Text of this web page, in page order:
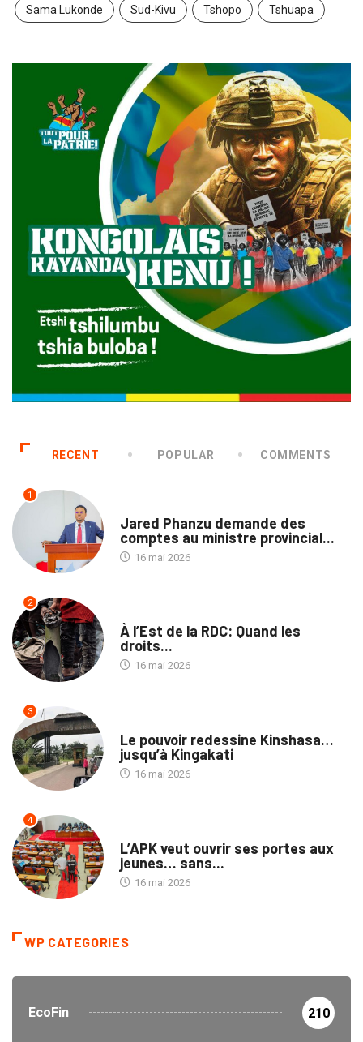
Sama Lukonde Sud-Kivu Tshopo Tshuapa
RECENT POPULAR COMMENTS
1
Jared Phanzu demande des
comptes au ministre provincial...
16 mai 2026
2
À l’Est de la RDC: Quand les
droits...
16 mai 2026
3
Le pouvoir redessine Kinshasa…
jusqu’à Kingakati
16 mai 2026
4
L’APK veut ouvrir ses portes aux
jeunes… sans...
16 mai 2026
WP CATEGORIES
EcoFin 210